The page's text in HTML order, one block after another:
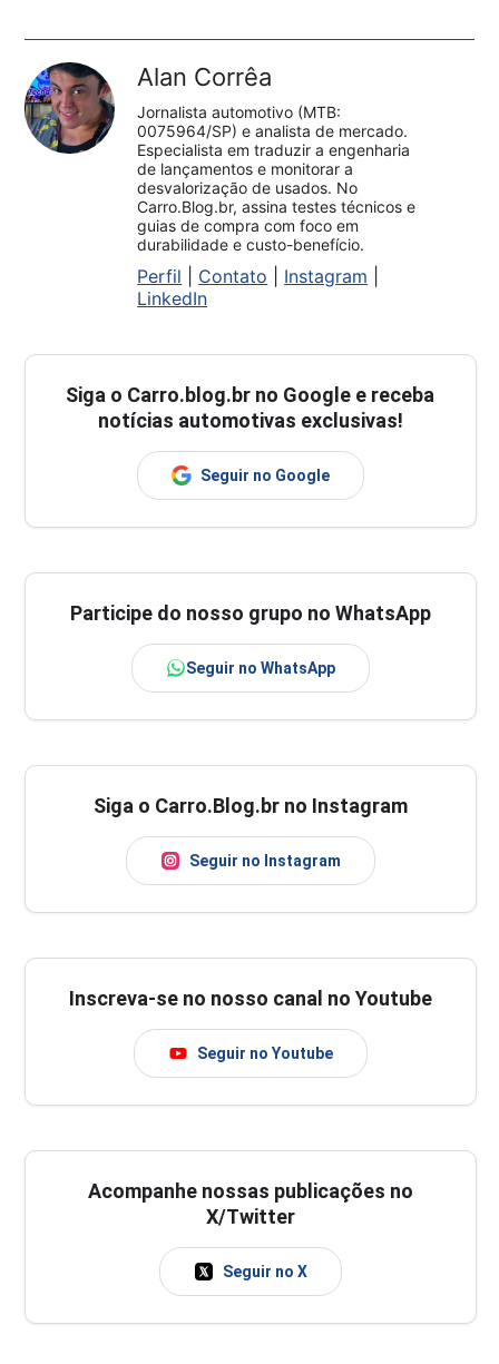
Alan Corrêa
Jornalista automotivo (MTB:
0075964/SP) e analista de mercado.
Especialista em traduzir a engenharia
de lançamentos e monitorar a
desvalorização de usados. No
Carro.Blog.br, assina testes técnicos e
guias de compra com foco em
durabilidade e custo-benefício.
Perfil Contato Instagram
LinkedIn
Siga o Carro.blog.br no Google e receba
notícias automotivas exclusivas!
Seguir no Google
Participe do nosso grupo no WhatsApp
Seguir no WhatsApp
Siga o Carro.Blog.br no Instagram
Seguir no Instagram
Inscreva-se no nosso canal no Youtube
Seguir no Youtube
Acompanhe nossas publicações no
X/Twitter
Seguir no X